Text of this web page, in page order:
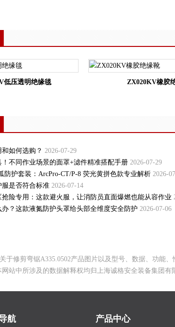
低压透明绝缘毯 ZX020KV橡胶
如何选购？ 2026-07-29
不同作业场景的面罩+滤件精准搭配手册 2026-07-29
防护套装：ArcPro-CT/P-8 荧光黄拼色款专业解析 2026-
是否符合标准 2026-07-14
险专用：这款避火服，让消防员直面爆燃也能从容作业
？这款液氮防护头罩给头部全维度安全防护 2026-07-06
于修剪弯锯A335.0502产品图片以及型号、数据、功能
站中所涉及的数据解释权均归上海诚格安全装备集团有
航 产品中心